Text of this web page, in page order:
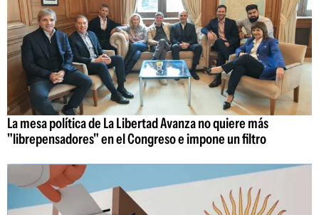
La mesa política de La Libertad Avanza no quiere más
"librepensadores" en el Congreso e impone un filtro